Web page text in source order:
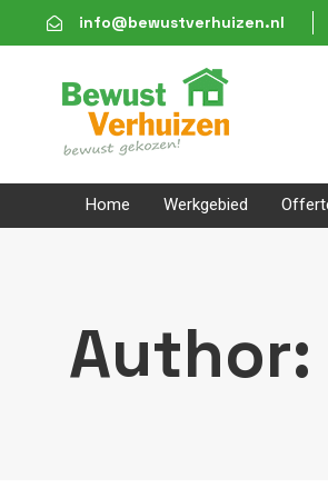
links
to
content
info@bewustverhuizen.nl
Home Werkgebied
Author: